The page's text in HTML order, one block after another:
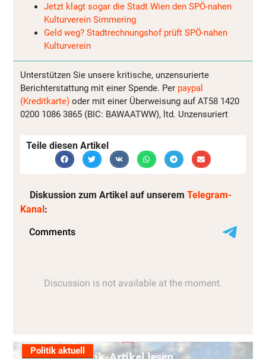
Jetzt klagt sogar die Stadt Wien den SPÖ-nahen
Kulturverein Simmering
Geld weg? Stadtrechnungshof prüft SPÖ-nahen
Kulturverein
Unterstützen Sie unsere kritische, unzensurierte
Berichterstattung mit einer Spende. Per paypal
(Kreditkarte) oder mit einer Überweisung auf AT58 1420
0200 1086 3865 (BIC: BAWAATWW), ltd. Unzensuriert
Teile diesen Artikel
Diskussion zum Artikel auf unserem Telegram-
Kanal :
Politik aktuell